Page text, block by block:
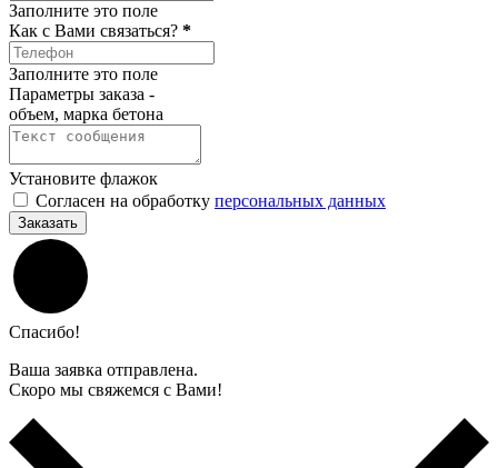
Заполните это поле
Как c Вами связаться? *
Заполните это поле
Параметры заказа -
объем, марка бетона
Установите флажок
Согласен на обработку персональных данных
Заказать
Спасибо!
Ваша заявка отправлена.
Скоро мы свяжемся с Вами!